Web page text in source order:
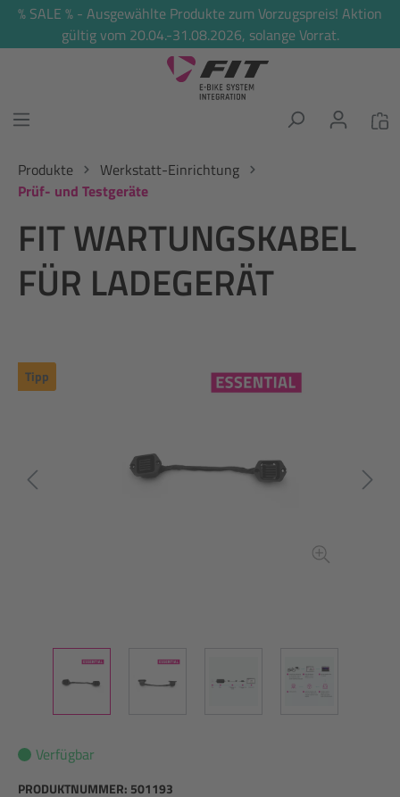
springen
% SALE % - Ausgewählte Produkte zum Vorzugspreis! Aktion
gültig vom 20.04.-31.08.2026, solange Vorrat.
Produkte
Werkstatt-Einrichtung
Prüf- und Testgeräte
FIT WARTUNGSKABEL
FÜR LADEGERÄT
Tipp
Verfügbar
PRODUKTNUMMER: 501193